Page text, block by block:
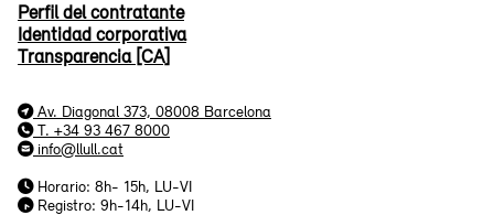
Perfil del contratante
Identidad corporativa
Transparencia [CA]
Av. Diagonal 373, 08008 Barcelona
T. +34 93 467 8000
info@llull.cat
Horario: 8h- 15h, LU-VI
Registro: 9h-14h, LU-VI